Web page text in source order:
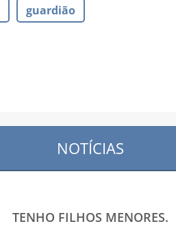
guardião
NOTÍCIAS
TENHO FILHOS MENORES.